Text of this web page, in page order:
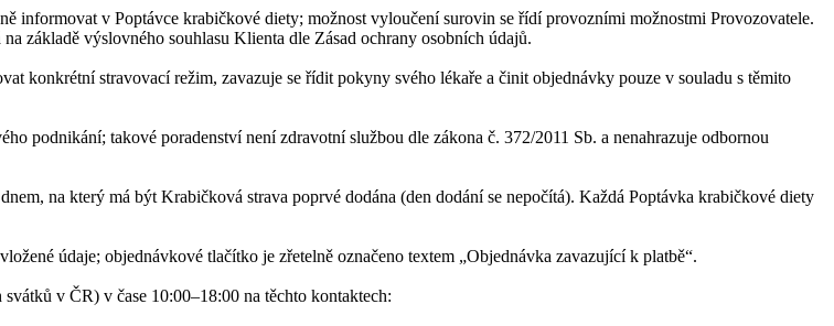
informovat v Poptávce krabičkové diety; možnost vyloučení surovin se řídí provozními možnostmi Provozovatele.
základě výslovného souhlasu Klienta dle Zásad ochrany osobních údajů.
konkrétní stravovací režim, zavazuje se řídit pokyny svého lékaře a činit objednávky pouze v souladu s těmito
podnikání; takové poradenství není zdravotní službou dle zákona č. 372/2011 Sb. a nenahrazuje odbornou
na který má být Krabičková strava poprvé dodána (den dodání se nepočítá). Každá Poptávka krabičkové diety
údaje; objednávkové tlačítko je zřetelně označeno textem „Objednávka zavazující k platbě“.
v ČR) v čase 10:00–18:00 na těchto kontaktech: